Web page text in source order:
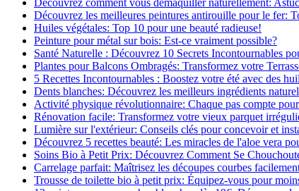
Découvrez les meilleures peintures antirouille pour le fer:
Huiles végétales: Top 10 pour une beauté radieuse!
Peinture pour métal sur bois: Est-ce vraiment possible?
Santé Naturelle : Découvrez 10 Secrets Incontournables
Plantes pour Balcons Ombragés: Transformez votre
5 Recettes Incontournables : Boostez votre été avec des
Dents blanches: Découvrez les meilleurs ingrédients
Activité physique révolutionnaire: Chaque pas compte
Rénovation facile: Transformez votre vieux parquet
Lumière sur l'extérieur: Conseils clés pour concevoir et
Découvrez 5 recettes beauté: Les miracles de l'aloe vera
Soins Bio à Petit Prix: Découvrez Comment Se
Carrelage parfait: Maîtrisez les découpes courbes
Trousse de toilette bio à petit prix: Équipez-vous pour